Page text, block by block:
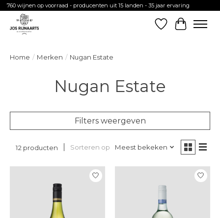
760 wijnen op voorraad - producenten uit 15 landen - 35 jaar ervaring
Verlanglijst
Home / Merken / Nugan Estate
Nugan Estate
Filters weergeven
12 producten Sorteren op Meest bekeken